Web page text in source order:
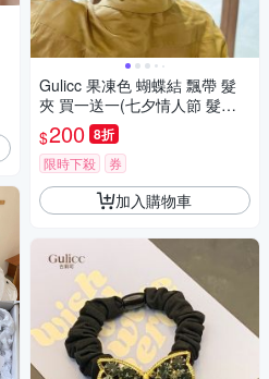
Gulicc 果凍色 蝴蝶結 飄帶 髮
夾 買一送一(七夕情人節 髮夾
鯊魚夾 蝴蝶結 生日禮物 )
$200 8折
限時下殺 券
加入購物車